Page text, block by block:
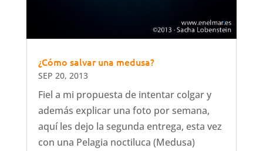
¿Cómo salvar una medusa?
SEP 20, 2013
Fiel a mi propuesta de intentar colgar y
además explicar una foto por semana,
aquí les dejo la segunda entrega, esta vez
con una Pelagia noctiluca (Medusa)